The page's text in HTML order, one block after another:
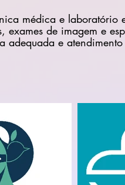
médica e laboratório
exames de imagem e
adequada e